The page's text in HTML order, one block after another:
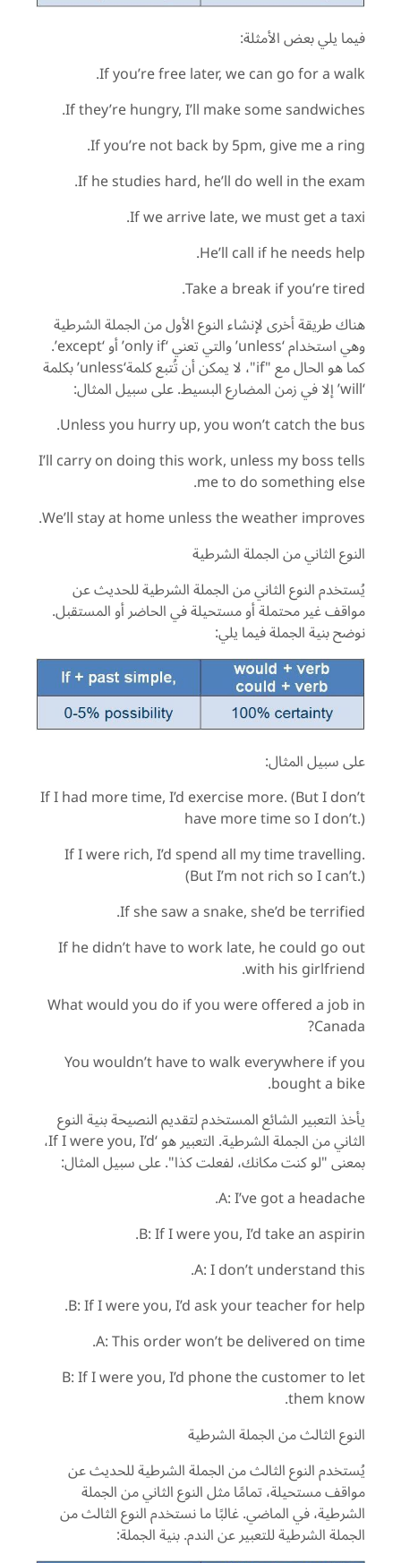
فيما يلي بعض الأمثلة:
If you’re free later, we can go for a walk.
If they’re hungry, I’ll make some sandwiches.
If you’re not back by 5pm, give me a ring.
If he studies hard, he’ll do well in the exam.
If we arrive late, we must get a taxi.
He’ll call if he needs help.
Take a break if you’re tired.
هناك طريقة أخرى لإنشاء النوع الأول من الجملة الشرطية
وهي استخدام ‘unless’ والتي تعني ‘only if’ أو ‘except’.
كما هو الحال مع "if"، لا يمكن أن تُتبع كلمة‘unless’ بكلمة
‘will’ إلا في زمن المضارع البسيط. على سبيل المثال:
Unless you hurry up, you won’t catch the bus.
I’ll carry on doing this work, unless my boss tells
me to do something else.
We’ll stay at home unless the weather improves.
النوع الثاني من الجملة الشرطية
يُستخدم النوع الثاني من الجملة الشرطية للحديث عن
مواقف غير محتملة أو مستحيلة في الحاضر أو المستقبل.
نوضح بنية الجملة فيما يلي:
على سبيل المثال:
If I had more time, I’d exercise more. (But I don’t
have more time so I don’t.)
If I were rich, I’d spend all my time travelling.
(But I’m not rich so I can’t.)
If she saw a snake, she’d be terrified.
If he didn’t have to work late, he could go out
with his girlfriend.
What would you do if you were offered a job in
Canada?
You wouldn’t have to walk everywhere if you
bought a bike.
يأخذ التعبير الشائع المستخدم لتقديم النصيحة بنية النوع
الثاني من الجملة الشرطية. التعبير هو ‘If I were you, I’d،
بمعنى "لو كنت مكانك، لفعلت كذا". على سبيل المثال:
A: I’ve got a headache.
B: If I were you, I’d take an aspirin.
A: I don’t understand this.
B: If I were you, I’d ask your teacher for help.
A: This order won’t be delivered on time.
B: If I were you, I’d phone the customer to let
them know.
النوع الثالث من الجملة الشرطية
يُستخدم النوع الثالث من الجملة الشرطية للحديث عن
مواقف مستحيلة، تمامًا مثل النوع الثاني من الجملة
الشرطية، في الماضي. غالبًا ما نستخدم النوع الثالث من
الجملة الشرطية للتعبير عن الندم. بنية الجملة: